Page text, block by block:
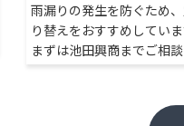
いました～
雨漏りの発生を防ぐため
り替えをおすすめしてい
まずは池田興商までご相談